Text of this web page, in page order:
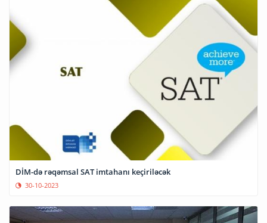
DİM-də rəqəmsal SAT imtahanı keçiriləcək
30-10-2023